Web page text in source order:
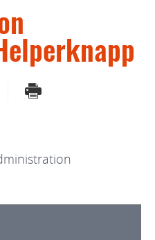
TEILEN
LINKEDIN TEILEN
DRUCKEN